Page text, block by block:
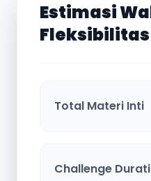
Estimasi
Fleksibilitas
Total Materi Inti
Challenge